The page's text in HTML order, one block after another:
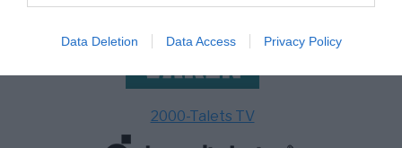
Data Deletion Data Access Privacy Policy
2000-Talets TV